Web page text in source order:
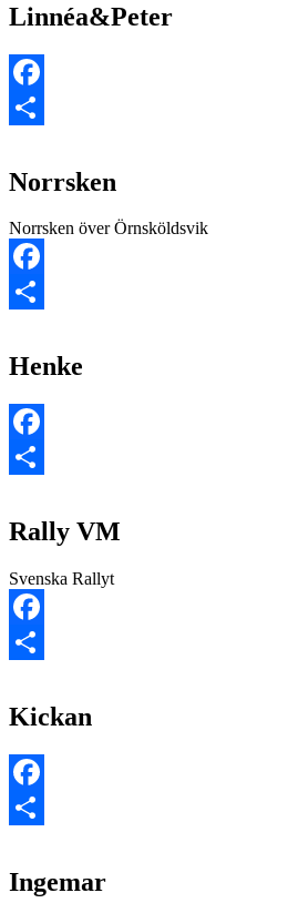
Linnéa&Peter
Facebook
Norrsken
Norrsken över Örnsköldsvik
Facebook
Henke
Facebook
Rally VM
Svenska Rallyt
Facebook
Kickan
Facebook
Ingemar